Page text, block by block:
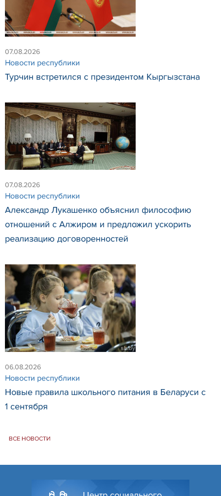
07.08.2026
Новости республики
Турчин встретился с президентом Кыргызстана
07.08.2026
Новости республики
Александр Лукашенко объяснил философию
отношений с Алжиром и предложил ускорить
реализацию договоренностей
06.08.2026
Новости республики
Новые правила школьного питания в Беларуси с
1 сентября
ВСЕ НОВОСТИ